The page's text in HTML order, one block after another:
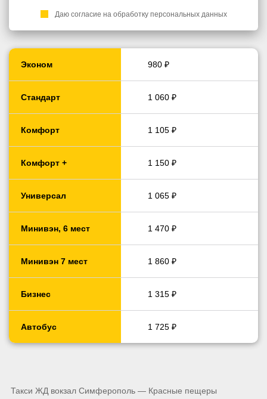
Даю согласие на обработку персональных данных
Эконом 980 ₽
Стандарт 1 060 ₽
Комфорт 1 105 ₽
Комфорт + 1 150 ₽
Универсал 1 065 ₽
Минивэн, 6 мест 1 470 ₽
Минивэн 7 мест 1 860 ₽
Бизнес 1 315 ₽
Автобус 1 725 ₽
Такси ЖД вокзал Симферополь — Красные пещеры